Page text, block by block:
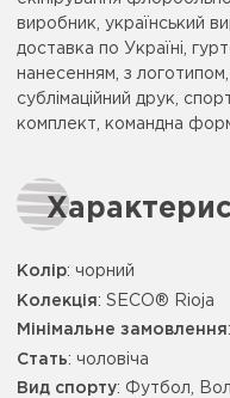
виробник, український
доставка по Україні,
нанесенням, з логотипом,
сублімаційний друк,
комплект, командна
Колір: чорний
Колекція: SECO® Rioja
Мінімальне замовлення
Стать: чоловіча
Вид спорту: Футбол,